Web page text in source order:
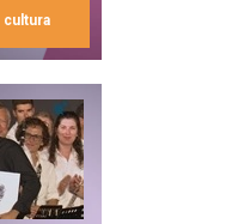
cultura